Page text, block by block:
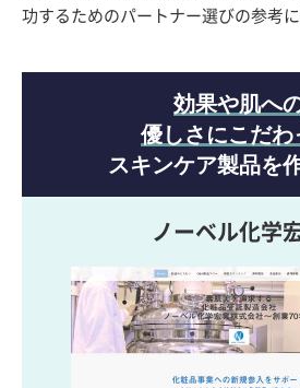
功するためのパートナー選びの参考に
効果や肌へ
優しさにこだわ
スキンケア製品を
ノーベル化学